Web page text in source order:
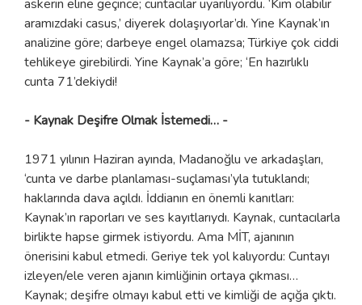
askerin eline geçince; cuntacılar uyarılıyordu. ‘Kim olabilir
aramızdaki casus,’ diyerek dolaşıyorlar’dı. Yine Kaynak’ın
analizine göre; darbeye engel olamazsa; Türkiye çok ciddi
tehlikeye girebilirdi. Yine Kaynak’a göre; ‘En hazırlıklı
cunta 71’dekiydi!
- Kaynak Deşifre Olmak İstemedi… -
1971 yılının Haziran ayında, Madanoğlu ve arkadaşları,
‘cunta ve darbe planlaması-suçlaması’yla tutuklandı;
haklarında dava açıldı. İddianın en önemli kanıtları:
Kaynak’ın raporları ve ses kayıtlarıydı. Kaynak, cuntacılarla
birlikte hapse girmek istiyordu. Ama MİT, ajanının
önerisini kabul etmedi. Geriye tek yol kalıyordu: Cuntayı
izleyen/ele veren ajanın kimliğinin ortaya çıkması…
Kaynak; deşifre olmayı kabul etti ve kimliği de açığa çıktı.